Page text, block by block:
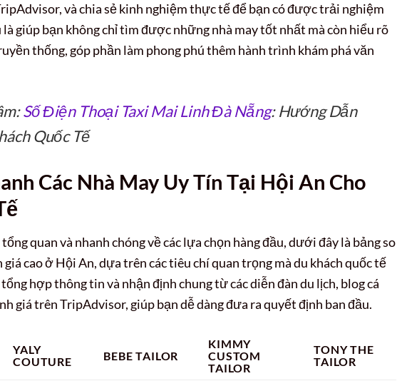
và chia sẻ kinh nghiệm thực tế để bạn có được trải nghiệm
giúp bạn không chỉ tìm được những nhà may tốt nhất mà còn hiểu rõ
thống, góp phần làm phong phú thêm hành trình khám phá văn
Số Điện Thoại Taxi Mai Linh Đà Nẵng: Hướng Dẫn
Quốc Tế
Các Nhà May Uy Tín Tại Hội An Cho
quan và nhanh chóng về các lựa chọn hàng đầu, dưới đây là bảng so
giá cao ở Hội An, dựa trên các tiêu chí quan trọng mà du khách quốc tế
hợp thông tin và nhận định chung từ các diễn đàn du lịch, blog cá
giá trên TripAdvisor, giúp bạn dễ dàng đưa ra quyết định ban đầu.
YALY
COUTURE
BEBE TAILOR
KIMMY
CUSTOM
TAILOR
TONY THE
TAILOR